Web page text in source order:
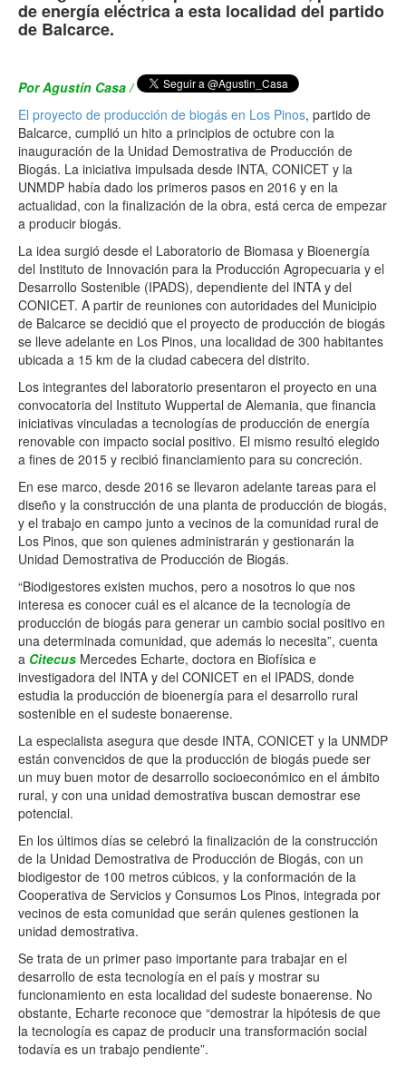
de energía eléctrica a esta localidad del partido
de Balcarce.
Por Agustín Casa /
El proyecto de producción de biogás en Los Pinos, partido de
Balcarce, cumplió un hito a principios de octubre con la
inauguración de la Unidad Demostrativa de Producción de
Biogás. La iniciativa impulsada desde INTA, CONICET y la
UNMDP había dado los primeros pasos en 2016 y en la
actualidad, con la finalización de la obra, está cerca de empezar
a producir biogás.
La idea surgió desde el Laboratorio de Biomasa y Bioenergía
del Instituto de Innovación para la Producción Agropecuaria y el
Desarrollo Sostenible (IPADS), dependiente del INTA y del
CONICET. A partir de reuniones con autoridades del Municipio
de Balcarce se decidió que el proyecto de producción de biogás
se lleve adelante en Los Pinos, una localidad de 300 habitantes
ubicada a 15 km de la ciudad cabecera del distrito.
Los integrantes del laboratorio presentaron el proyecto en una
convocatoria del Instituto Wuppertal de Alemania, que financia
iniciativas vinculadas a tecnologías de producción de energía
renovable con impacto social positivo. El mismo resultó elegido
a fines de 2015 y recibió financiamiento para su concreción.
En ese marco, desde 2016 se llevaron adelante tareas para el
diseño y la construcción de una planta de producción de biogás,
y el trabajo en campo junto a vecinos de la comunidad rural de
Los Pinos, que son quienes administrarán y gestionarán la
Unidad Demostrativa de Producción de Biogás.
“Biodigestores existen muchos, pero a nosotros lo que nos
interesa es conocer cuál es el alcance de la tecnología de
producción de biogás para generar un cambio social positivo en
una determinada comunidad, que además lo necesita”, cuenta
a Citecus Mercedes Echarte, doctora en Biofísica e
investigadora del INTA y del CONICET en el IPADS, donde
estudia la producción de bioenergía para el desarrollo rural
sostenible en el sudeste bonaerense.
La especialista asegura que desde INTA, CONICET y la UNMDP
están convencidos de que la producción de biogás puede ser
un muy buen motor de desarrollo socioeconómico en el ámbito
rural, y con una unidad demostrativa buscan demostrar ese
potencial.
En los últimos días se celebró la finalización de la construcción
de la Unidad Demostrativa de Producción de Biogás, con un
biodigestor de 100 metros cúbicos, y la conformación de la
Cooperativa de Servicios y Consumos Los Pinos, integrada por
vecinos de esta comunidad que serán quienes gestionen la
unidad demostrativa.
Se trata de un primer paso importante para trabajar en el
desarrollo de esta tecnología en el país y mostrar su
funcionamiento en esta localidad del sudeste bonaerense. No
obstante, Echarte reconoce que “demostrar la hipótesis de que
la tecnología es capaz de producir una transformación social
todavía es un trabajo pendiente”.